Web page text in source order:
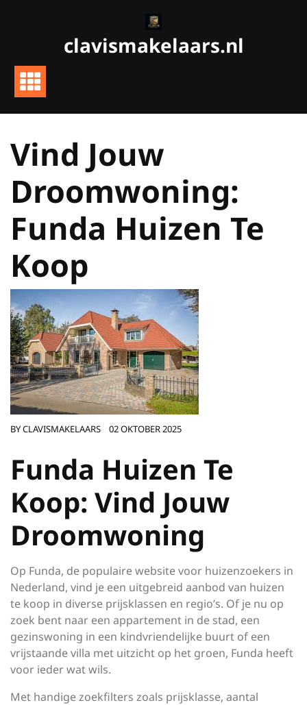
clavismakelaars.nl
Vind Jouw
Droomwoning:
Funda Huizen Te
Koop
BYCLAVISMAKELAARS 02 OKTOBER 2025
Funda Huizen Te
Koop: Vind Jouw
Droomwoning
Op Funda, de populaire website voor huizenzoekers in
Nederland, vind je een uitgebreid aanbod van huizen
te koop in diverse prijsklassen en regio’s. Of je nu op
zoek bent naar een appartement in de stad, een
gezinswoning in een kindvriendelijke buurt of een
vrijstaande villa met uitzicht op het groen, Funda heeft
voor ieder wat wils.
Met handige zoekfilters zoals prijsklasse, aantal